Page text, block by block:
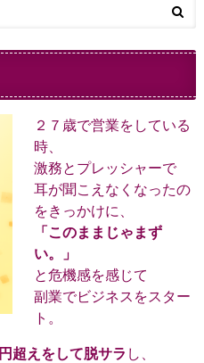
２７歳で営業をしている
時、
激務とプレッシャーで
耳が聞こえなくなったの
をきっかけに、
「このままじゃまず
い。」
と危機感を感じて
副業でビジネスをスター
ト。
超えをして脱サラ し、